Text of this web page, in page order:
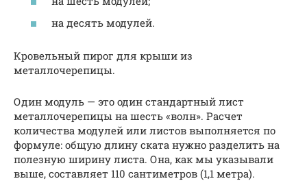
на десять модулей.
Кровельный пирог для крыши из
металлочерепицы.
Один модуль — это один стандартный лист
металлочерепицы на шесть «волн». Расчет
количества модулей или листов выполняется по
формуле: общую длину ската нужно разделить на
полезную ширину листа. Она, как мы указывали
выше, составляет 110 сантиметров (1,1 метра).